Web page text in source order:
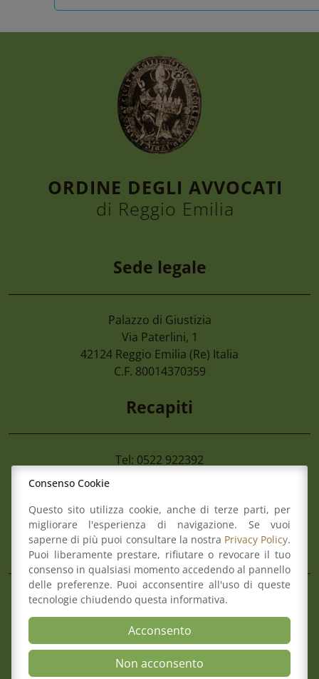
7 Agosto 2026
Camera Di Commercio Emilia –
Di Imprese Non Più Operative
ORDINE DEGLI AVVOCATI
di Reggio Emilia
Sede legale
Palazzo di Giustizia
Via Paterlini, 1
42124 Reggio Emilia (Re) Italia
C.F. 80014370359
Recapiti
Tel: 0522 922392
Pec:ord.reggioemilia@cert.legalmail.it
L’Ordine
Composizione del Consiglio
Commissioni
Comitato pari opportunità
Osservatori
Richiesta pareri di congruità
Consenso Cookie
Questo sito utilizza cookie, anche di terze parti, per
migliorare l'esperienza di navigazione. Se vuoi
saperne di più puoi consultare la nostra Privacy Policy.
Puoi liberamente prestare, rifiutare o revocare il tuo
consenso in qualsiasi momento accedendo al pannello
delle preferenze. Puoi acconsentire all'uso di queste
tecnologie chiudendo questa informativa.
Acconsento
Non acconsento